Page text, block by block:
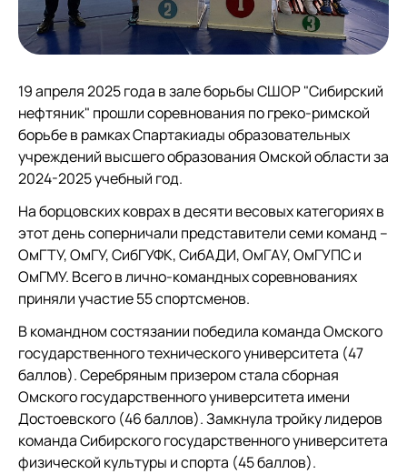
19 апреля 2025 года в зале борьбы СШОР "Сибирский
нефтяник" прошли соревнования по греко-римской
борьбе в рамках Спартакиады образовательных
учреждений высшего образования Омской области за
2024-2025 учебный год.
На борцовских коврах в десяти весовых категориях в
этот день соперничали представители семи команд –
ОмГТУ, ОмГУ, СибГУФК, СибАДИ, ОмГАУ, ОмГУПС и
ОмГМУ. Всего в лично-командных соревнованиях
приняли участие 55 спортсменов.
В командном состязании победила команда Омского
государственного технического университета (47
баллов). Серебряным призером стала сборная
Омского государственного университета имени
Достоевского (46 баллов). Замкнула тройку лидеров
команда Сибирского государственного университета
физической культуры и спорта (45 баллов).